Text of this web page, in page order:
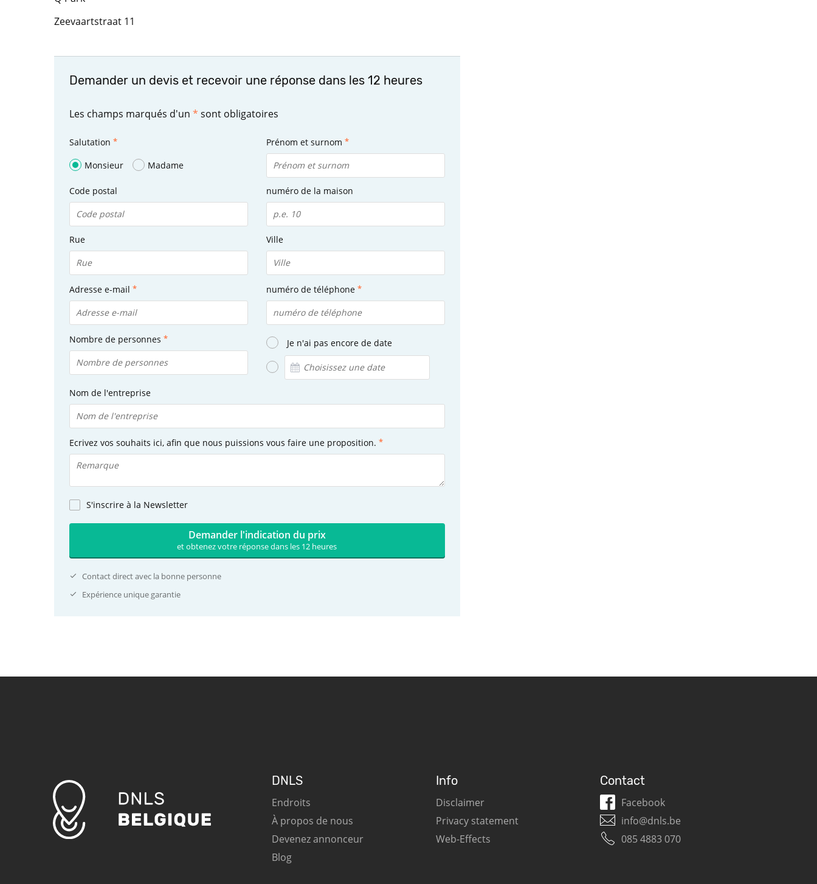
Zeevaartstraat 11
Demander un devis et recevoir une réponse dans les 12 heures
Les champs marqués d'un * sont obligatoires
Salutation
Monsieur
Madame
Prénom et surnom
Code postal numéro de la maison
Rue Ville
Adresse e-mail numéro de téléphone
Nombre de personnes Je n'ai pas encore de date
Nom de l'entreprise
Ecrivez vos souhaits ici, afin que nous puissions vous faire une proposition.
S'inscrire à la Newsletter
Demander l'indication du prix
et obtenez votre réponse dans les 12 heures
Contact direct avec la bonne personne
Expérience unique garantie
DNLS
Endroits
À propos de nous
Devenez annonceur
Blog
Info
Disclaimer
Privacy statement
Web-Effects
Contact
Facebook
info@dnls.be
085 4883 070